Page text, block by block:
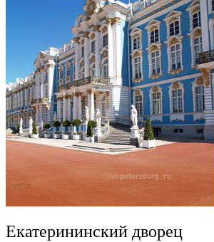
Екатерининский дворец